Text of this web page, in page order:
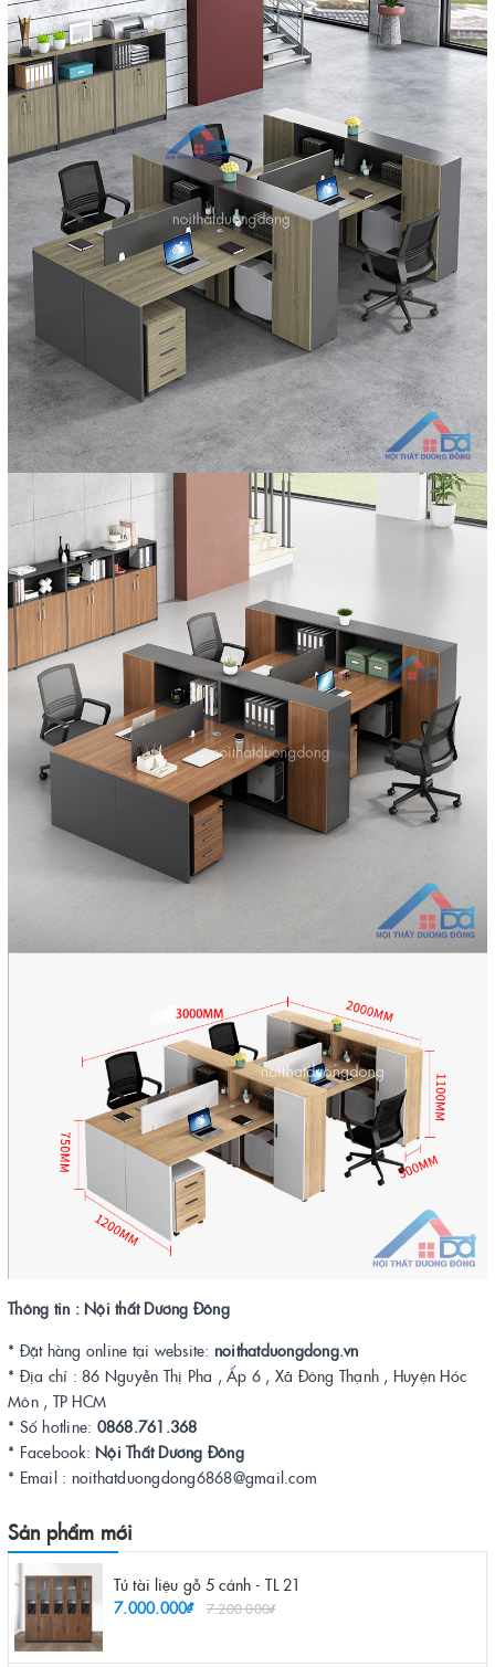
Thông tin : Nội thất Dương Đông
* Đặt hàng online tại website: noithatduongdong.vn
* Địa chỉ : 86 Nguyễn Thị Pha , Ấp 6 , Xã Đông Thạnh , Huyện Hóc
Môn , TP HCM
* Số hotline: 0868.761.368
* Facebook: Nội Thất Dương Đông
* Email : noithatduongdong6868@gmail.com
Sản phẩm mới
Tủ tài liệu gỗ 5 cánh - TL 21
7.000.000₫
7.200.000₫